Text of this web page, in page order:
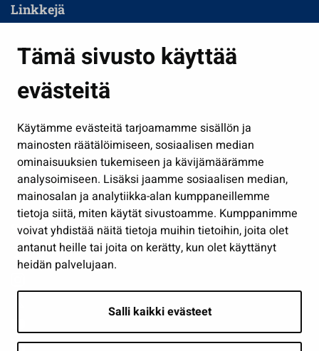
Tämä sivusto käyttää
evästeitä
Käytämme evästeitä tarjoamamme sisällön ja
mainosten räätälöimiseen, sosiaalisen median
ominaisuuksien tukemiseen ja kävijämäärämme
analysoimiseen. Lisäksi jaamme sosiaalisen median,
mainosalan ja analytiikka-alan kumppaneillemme
tietoja siitä, miten käytät sivustoamme. Kumppanimme
voivat yhdistää näitä tietoja muihin tietoihin, joita olet
antanut heille tai joita on kerätty, kun olet käyttänyt
heidän palvelujaan.
Salli kaikki evästeet
Linkkejä
Kasvatus ja opetus
Kulttuuri ja liikunta
Työ ja yrittäminen
Osallistu ja asioi
Näytä omat evästeasetukseni
Seuraa meitä